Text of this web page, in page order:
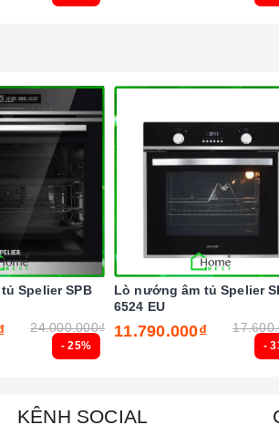
- 25%
Spelier SPB
24.000.000₫
-
Lò nướng âm tủ Spelier
6524 EU
11.790.000₫
KÊNH SOCIAL